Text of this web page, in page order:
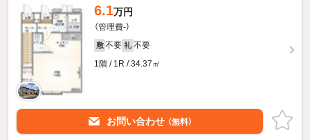
6.1万円
（管理費-）
敷 不要 礼 不要
1階 / 1R / 34.37㎡
お問い合わせ （無料）